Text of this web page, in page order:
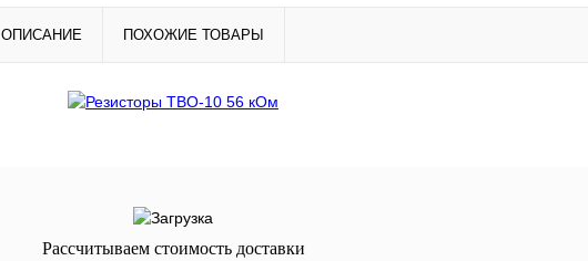
ОПИСАНИЕ ПОХОЖИЕ ТОВАРЫ
Рассчитываем стоимость доставки